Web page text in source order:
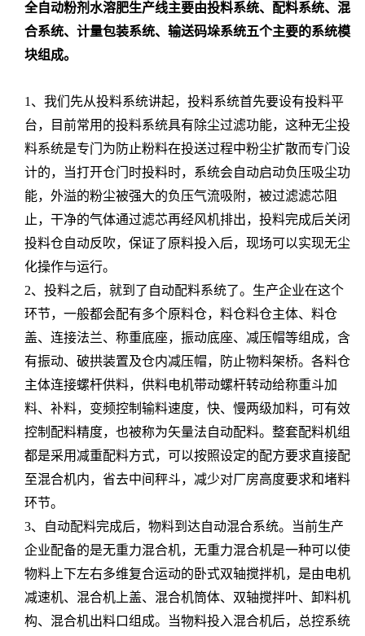
全自动粉剂水溶肥生产线主要由投料系统、配料系统、混
合系统、计量包装系统、输送码垛系统五个主要的系统模
块组成。
1、我们先从投料系统讲起，投料系统首先要设有投料平
台，目前常用的投料系统具有除尘过滤功能，这种无尘投
料系统是专门为防止粉料在投送过程中粉尘扩散而专门设
计的，当打开仓门时投料时，系统会自动启动负压吸尘功
能，外溢的粉尘被强大的负压气流吸附，被过滤滤芯阻
止，干净的气体通过滤芯再经风机排出，投料完成后关闭
投料仓自动反吹，保证了原料投入后，现场可以实现无尘
化操作与运行。
2、投料之后，就到了自动配料系统了。生产企业在这个
环节，一般都会配有多个原料仓，料仓料仓主体、料仓
盖、连接法兰、称重底座，振动底座、减压帽等组成，含
有振动、破拱装置及仓内减压帽，防止物料架桥。各料仓
主体连接螺杆供料，供料电机带动螺杆转动给称重斗加
料、补料，变频控制输料速度，快、慢两级加料，可有效
控制配料精度，也被称为矢量法自动配料。整套配料机组
都是采用减重配料方式，可以按照设定的配方要求直接配
至混合机内，省去中间秤斗，减少对厂房高度要求和堵料
环节。
3、自动配料完成后，物料到达自动混合系统。当前生产
企业配备的是无重力混合机，无重力混合机是一种可以使
物料上下左右多维复合运动的卧式双轴搅拌机，是由电机
减速机、混合机上盖、混合机筒体、双轴搅拌叶、卸料机
构、混合机出料口组成。当物料投入混合机后，总控系统